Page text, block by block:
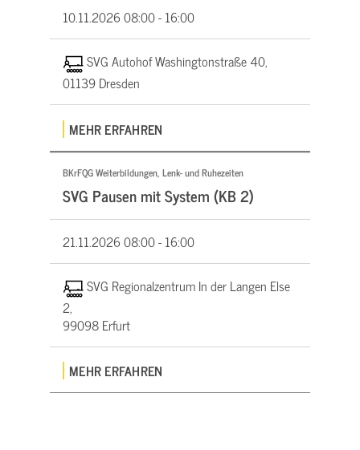
10.11.202608:00 - 16:00
SVG Autohof Washingtonstraße 40,
01139 Dresden
MEHR ERFAHREN
BKrFQG Weiterbildungen, Lenk- und Ruhezeiten
SVG Pausen mit System (KB 2)
21.11.202608:00 - 16:00
SVG Regionalzentrum In der Langen Else
2,
99098 Erfurt
MEHR ERFAHREN